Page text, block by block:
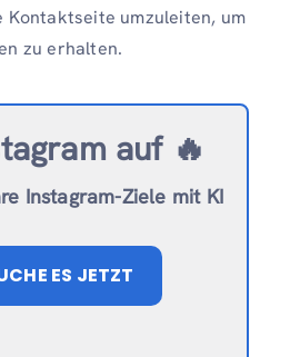
Kontaktseite umzuleiten, um
zu erhalten.
auf 🔥
Instagram-Ziele mit KI
ES JETZT